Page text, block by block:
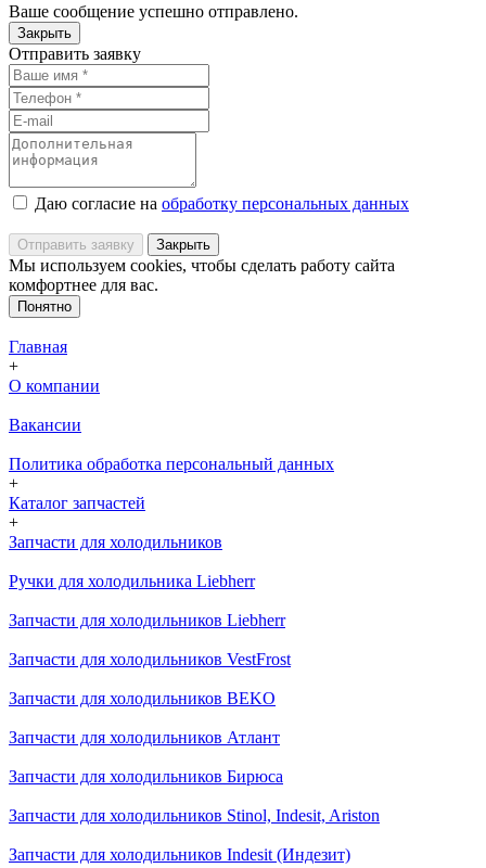
Ваше сообщение успешно отправлено.
Закрыть
Отправить заявку
Даю согласие на обработку персональных данных
Отправить заявку Закрыть
Мы используем cookies, чтобы сделать работу сайта
комфортнее для вас.
Понятно
Главная
+
О компании
Вакансии
Политика обработка персональный данных
+
Каталог запчастей
+
Запчасти для холодильников
Ручки для холодильника Liebherr
Запчасти для холодильников Liebherr
Запчасти для холодильников VestFrost
Запчасти для холодильников BEKO
Запчасти для холодильников Атлант
Запчасти для холодильников Бирюса
Запчасти для холодильников Stinol, Indesit, Ariston
Запчасти для холодильников Indesit (Индезит)